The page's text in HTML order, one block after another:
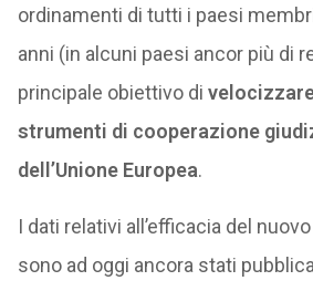
ordinamenti di tutti i paesi
anni (in alcuni paesi ancor più di
principale obiettivo di
strumenti di cooperazione
dell’Unione Europea.
I dati relativi all’efficacia del
sono ad oggi ancora stati